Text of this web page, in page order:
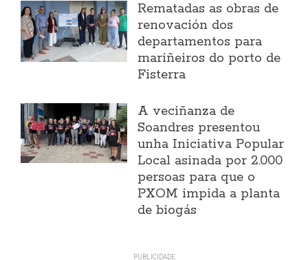
Rematadas as obras de
renovación dos
departamentos para
mariñeiros do porto de
Fisterra
A veciñanza de
Soandres presentou
unha Iniciativa Popular
Local asinada por 2.000
persoas para que o
PXOM impida a planta
de biogás